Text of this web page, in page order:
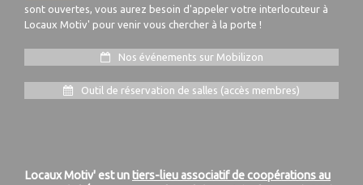
sont ouvertes, vous aurez besoin d'appeler votre interlocuteur à
Locaux Motiv' pour venir vous chercher à la porte !
Nos événements sur Mobilizon
Outil de réservation de salles (accès membres)
Locaux Motiv' est untiers-lieu associatif de coopérations au